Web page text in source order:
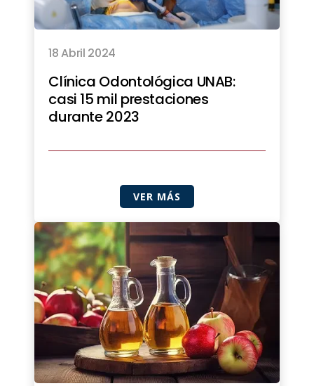
18 Abril 2024
Clínica Odontológica UNAB:
casi 15 mil prestaciones
durante 2023
VER MÁS